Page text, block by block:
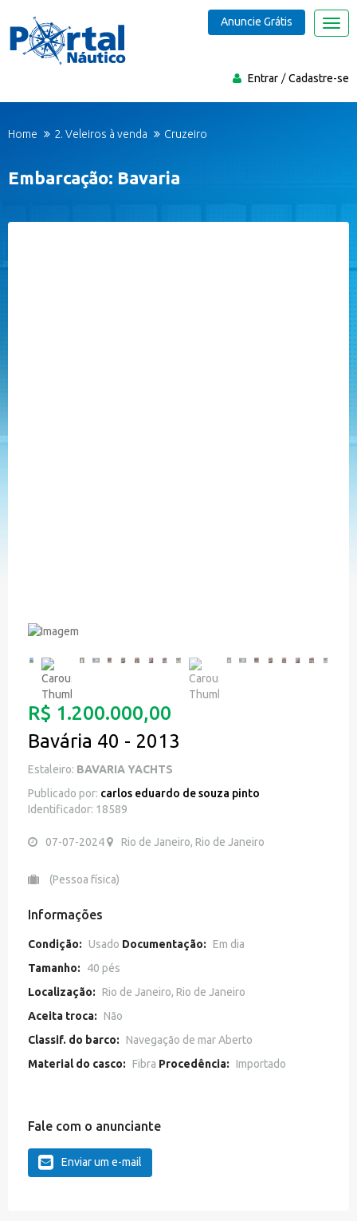
Entrar Cadastre-se
Anuncie Grátis
Home 2. Veleiros à venda Cruzeiro
Embarcação: Bavaria
R$ 1.200.000,00
Bavária 40 - 2013
Estaleiro: BAVARIA YACHTS
Publicado por: carlos eduardo de souza pinto
Identificador: 18589
07-07-2024 Rio de Janeiro, Rio de Janeiro
(Pessoa física)
Informações
Condição: Usado Documentação: Em dia
Tamanho:
40 pés
Localização: Rio de Janeiro, Rio de Janeiro
Aceita troca: Não
Classif. do barco: Navegação de mar Aberto
Material do casco: Fibra Procedência: Importado
Fale com o anunciante
Enviar um e-mail